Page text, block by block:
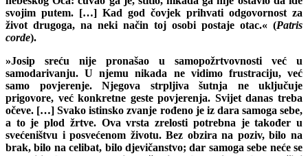
svojim putem. […] Kad god čovjek prihvati odgovornost za
život drugoga, na neki način toj osobi postaje otac.« (Patris
corde).
»Josip sreću nije pronašao u samopožrtvovnosti već u
samodarivanju. U njemu nikada ne vidimo frustraciju, već
samo povjerenje. Njegova strpljiva šutnja ne uključuje
prigovore, već konkretne geste povjerenja. Svijet danas treba
očeve. […] Svako istinsko zvanje rođeno je iz dara samoga sebe,
a to je plod žrtve. Ova vrsta zrelosti potrebna je također u
svećeništvu i posvećenom životu. Bez obzira na poziv, bilo na
brak, bilo na celibat, bilo djevičanstvo; dar samoga sebe neće se